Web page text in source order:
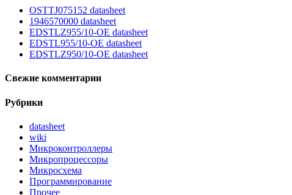
OSTTJ075152 datasheet
1946570000 datasheet
EDSTLZ955/10-OE datasheet
EDSTL955/10-OE datasheet
EDSTLZ950/10-OE datasheet
Свежие комментарии
Рубрики
datasheet
wiki
Микроконтроллеры
Микропроцессоры
Микросхема
Программирование
Прочее